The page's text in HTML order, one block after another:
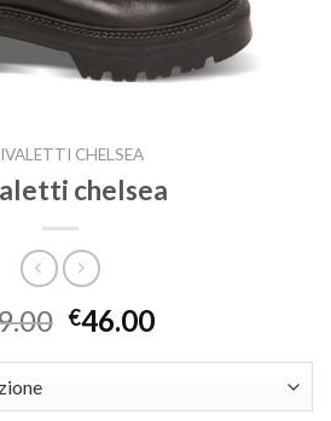
CHELSEA
chelsea
€46.00